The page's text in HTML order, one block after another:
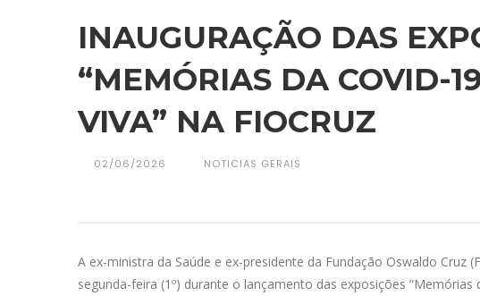
INAUGURAÇÃO DAS
“MEMÓRIAS DA COVID-
VIVA” NA FIOCRUZ
02/06/2026 NOTICIAS GERAIS
A ex-ministra da Saúde e ex-presidente da Fundação Oswaldo Cruz
segunda-feira (1º) durante o lançamento das exposições “Memórias